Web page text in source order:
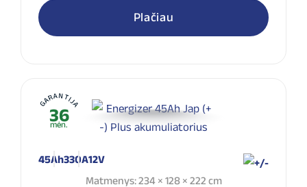
Plačiau
GARANTIJA
36
mėn.
45Ah330A12V
Matmenys: 234 × 128 × 222 cm